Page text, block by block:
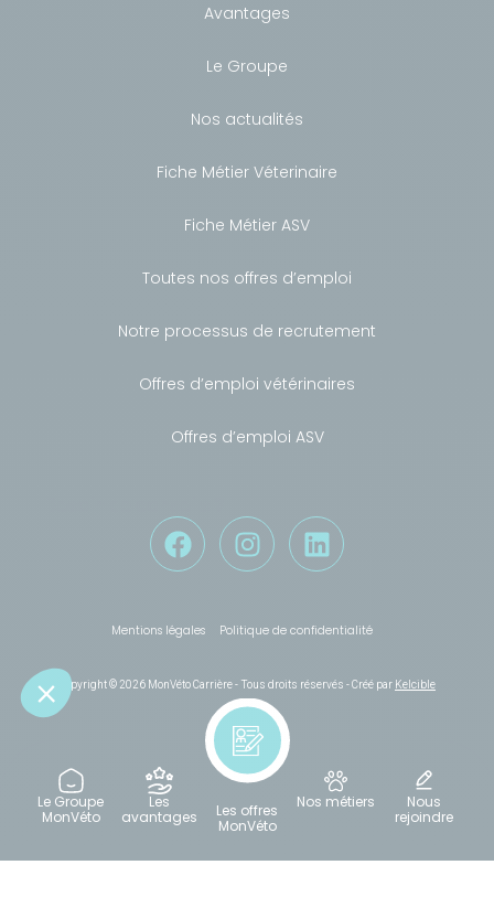
Le Groupe
MonVéto
Les
avantages
Les offres
MonVéto
Nos métiers
Nous
rejoindre
Avantages
Le Groupe
Nos actualités
Fiche Métier Véterinaire
Fiche Métier ASV
Toutes nos offres d’emploi
Notre processus de recrutement
Offres d’emploi vétérinaires
Offres d’emploi ASV
Mentions légales Politique de confidentialité
Copyright © 2026 MonVéto Carrière - Tous droits réservés - Créé par Kelcible